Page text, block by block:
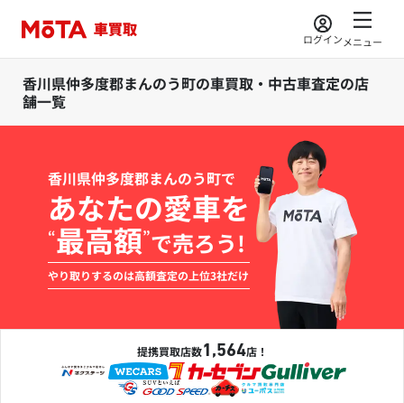
ログインメニュー
香川県仲多度郡まんのう町の車買取・中古車査定の店
舗一覧
香川県仲多度郡まんのう町で
あなたの愛車を
“最高額”で売ろう!
やり取りするのは高額査定の上位3社だけ
提携買取店数1,564店！